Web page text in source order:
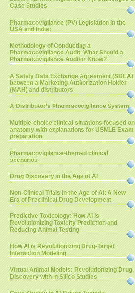
Case Studies
Pharmacovigilance (PV) Legislation in the
USA and India:
Methodology of Conducting a
Pharmacovigilance Audit: What Should a
Pharmacovigilance Auditor Know?
A Safety Data Exchange Agreement (SDEA)
between a Marketing Authorization Holder
(MAH) and distributors
A Distributor’s Pharmacovigilance System
Multiple-choice clinical situations focused on
anatomy with explanations for USMLE Exam
preparation
Pharmacovigilance-themed clinical
scenarios
Drug Discovery in the Age of AI
Non-Clinical Trials in the Age of AI: A New
Era of Preclinical Drug Development
Predictive Toxicology: How AI is
Revolutionizing Toxicity Prediction and
Reducing Animal Testing
How AI is Revolutionizing Drug-Target
Interaction Modeling
Virtual Animal Models: Revolutionizing Drug
Discovery with In Silico Studies